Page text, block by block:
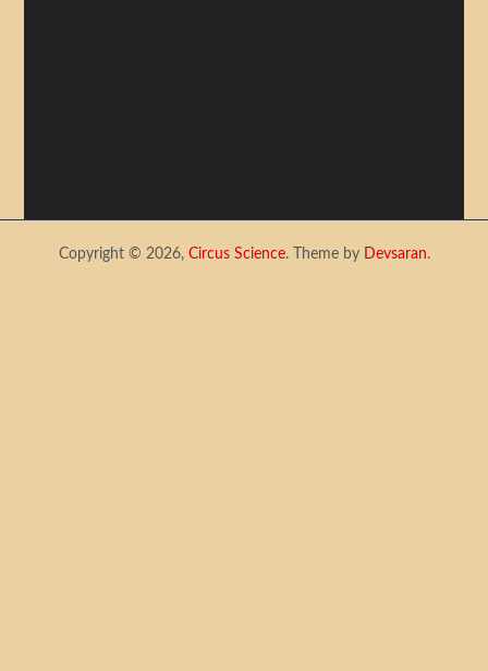
Copyright © 2026, Circus Science. Theme by Devsaran.